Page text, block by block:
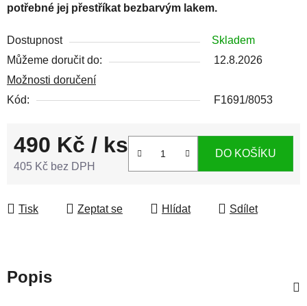
potřebné jej přestříkat bezbarvým lakem.
Dostupnost
Skladem
Můžeme doručit do:
12.8.2026
Možnosti doručení
Kód:
F1691/8053
490 Kč / ks
405 Kč bez DPH
DO KOŠÍKU
Tisk Zeptat se Hlídat Sdílet
Popis